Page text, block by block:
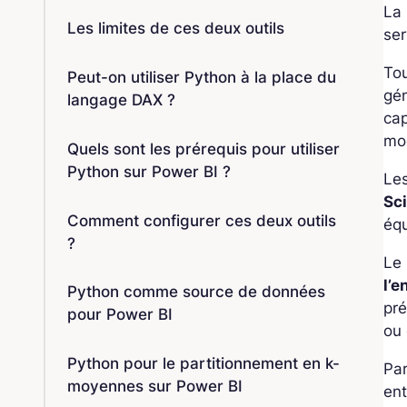
Les limites de ces deux outils
Peut-on utiliser Python à la place du
langage DAX ?
Quels sont les prérequis pour utiliser
Python sur Power BI ?
Comment configurer ces deux outils
?
Python comme source de données
pour Power BI
Python pour le partitionnement en k-
moyennes sur Power BI
La
Le